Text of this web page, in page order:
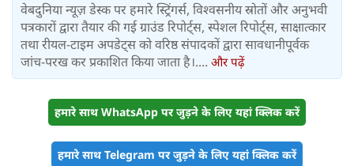
वेबदुनिया न्यूज़ डेस्क पर हमारे स्ट्रिंगर्स, विश्वसनीय स्रोतों और अनुभवी
पत्रकारों द्वारा तैयार की गई ग्राउंड रिपोर्ट्स, स्पेशल रिपोर्ट्स, साक्षात्कार
तथा रीयल-टाइम अपडेट्स को वरिष्ठ संपादकों द्वारा सावधानीपूर्वक
जांच-परख कर प्रकाशित किया जाता है।.... और पढ़ें
हमारे साथ WhatsApp पर जुड़ने के लिए यहां क्लिक करें
हमारे साथ Telegram पर जुड़ने के लिए यहां क्लिक करें